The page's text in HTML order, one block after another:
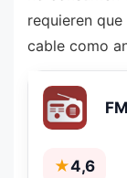
requieren
cable como
★4,6